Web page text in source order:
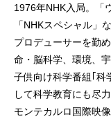
1976年NHK入局。「
「NHKスペシャル」
プロデューサーを勤
命・脳科学、環境、
子供向け科学番組｢科
して科学教育にも尽力
モンテカルロ国際映